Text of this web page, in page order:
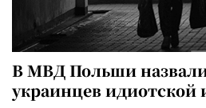
В МВД Польши
украинцев идиотской